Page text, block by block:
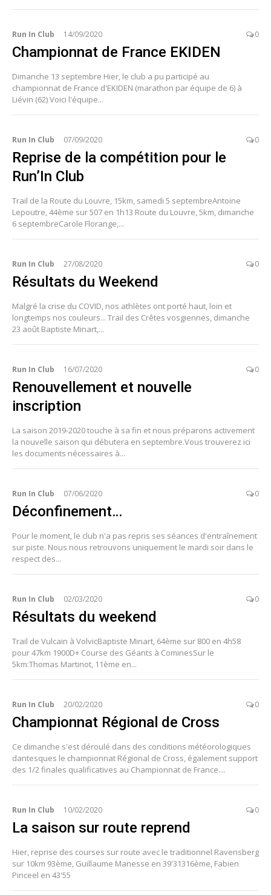
Run In Club 14/09/2020 0
Championnat de France EKIDEN
Dimanche 13 septembre Hier, le club a pu participé au
championnat de France d'EKIDEN (marathon par équipe de 6) à
Liévin (62) Voici l'équipe...
Run In Club 07/09/2020 0
Reprise de la compétition pour le
Run’In Club
Trail de la Route du Louvre, 15km, samedi 5 septembreAntoine
Lepoutre, 44ème sur 507 en 1h13 Route du Louvre, 5km, dimanche
6 septembreCarole Florange,...
Run In Club 27/08/2020 0
Résultats du Weekend
Malgré la crise du COVID, nos athlètes ont porté haut, loin et
longtemps nos couleurs... Trail des Crêtes vosgiennes, dimanche
23 août Baptiste Minart,...
Run In Club 16/07/2020 0
Renouvellement et nouvelle
inscription
La saison 2019-2020 touche à sa fin et nous préparons activement
la nouvelle saison qui débutera en septembre.Vous trouverez ici
les documents nécessaires à...
Run In Club 07/06/2020 0
Déconfinement…
Pour le moment, le club n'a pas repris ses séances d'entraînement
sur piste. Nous nous retrouvons uniquement le mardi soir dans le
respect des...
Run In Club 02/03/2020 0
Résultats du weekend
Trail de Vulcain à VolvicBaptiste Minart, 64ème sur 800 en 4h58
pour 47km 1900D+ Course des Géants à CominesSur le
5km:Thomas Martinot, 11ème en...
Run In Club 20/02/2020 0
Championnat Régional de Cross
Ce dimanche s'est déroulé dans des conditions météorologiques
dantesques le championnat Régional de Cross, également support
des 1/2 finales qualificatives au Championnat de France....
Run In Club 10/02/2020 0
La saison sur route reprend
Hier, reprise des courses sur route avec le traditionnel Ravensberg
sur 10km 93ème, Guillaume Manesse en 39'31316ème, Fabien
Pinceel en 43'55